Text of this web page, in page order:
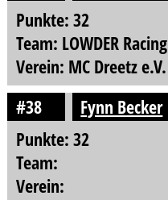
Punkte: 32
Team: LOWDER
Verein: MC Dreetz
#38
Fynn Becker
Punkte: 32
Team:
Verein: